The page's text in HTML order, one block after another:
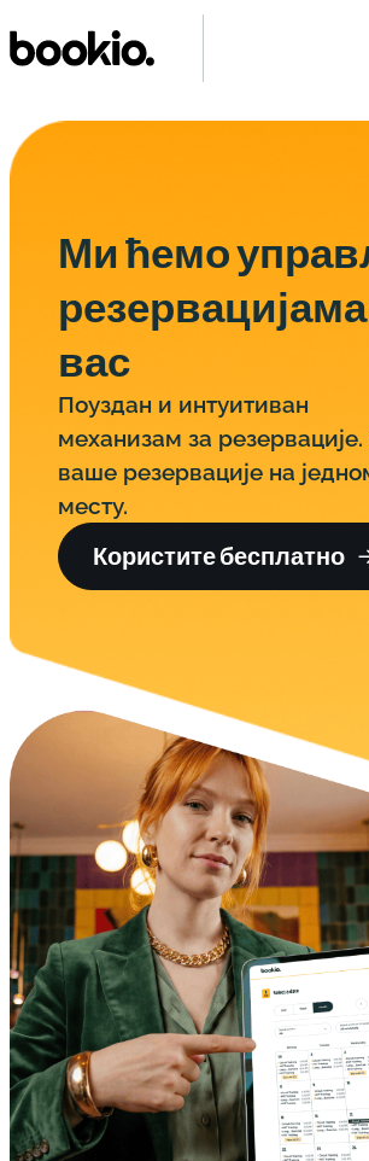
Ми ћемо
резервацијама
вас
Поуздан и интуитиван
механизам за
ваше резервације на
месту.
Користите бесплатно